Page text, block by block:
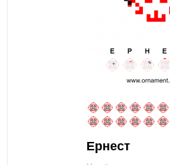
Ернест